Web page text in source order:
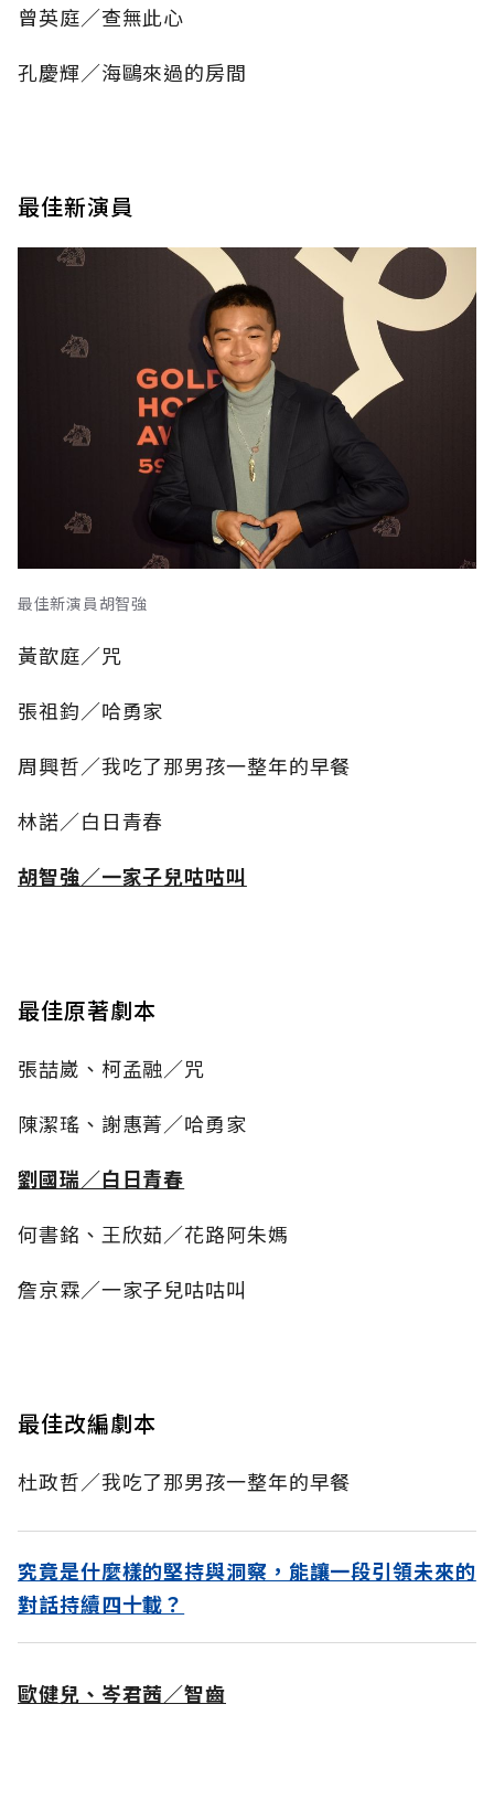
曾英庭／查無此心
孔慶輝／海鷗來過的房間
最佳新演員
最佳新演員胡智強
黃歆庭／咒
張祖鈞／哈勇家
周興哲／我吃了那男孩一整年的早餐
林諾／白日青春
胡智強／一家子兒咕咕叫
最佳原著劇本
張喆崴、柯孟融／咒
陳潔瑤、謝惠菁／哈勇家
劉國瑞／白日青春
何書銘、王欣茹／花路阿朱媽
詹京霖／一家子兒咕咕叫
最佳改編劇本
杜政哲／我吃了那男孩一整年的早餐
究竟是什麼樣的堅持與洞察，能讓一段引領未來的
對話持續四十載？
歐健兒、岑君茜／智齒